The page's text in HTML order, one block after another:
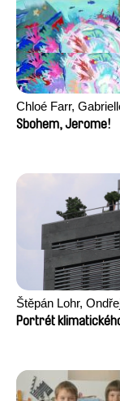
Chloé Farr,
Adam Sillard
Sbohem, Jerome!
Štěpán Lohr,
Portrét